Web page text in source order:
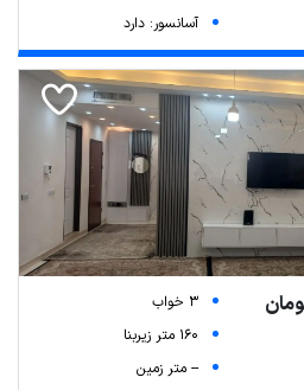
آسانسور: دارد
3 خواب
160 متر زیربنا
-- متر زمین